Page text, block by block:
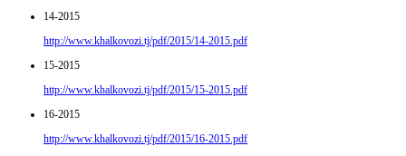
14-2015
http://www.khalkovozi.tj/pdf/2015/14-2015.pdf
15-2015
http://www.khalkovozi.tj/pdf/2015/15-2015.pdf
16-2015
http://www.khalkovozi.tj/pdf/2015/16-2015.pdf